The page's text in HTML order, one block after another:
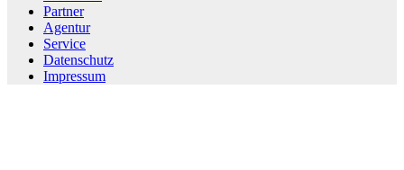
Partner
Agentur
Service
Datenschutz
Impressum